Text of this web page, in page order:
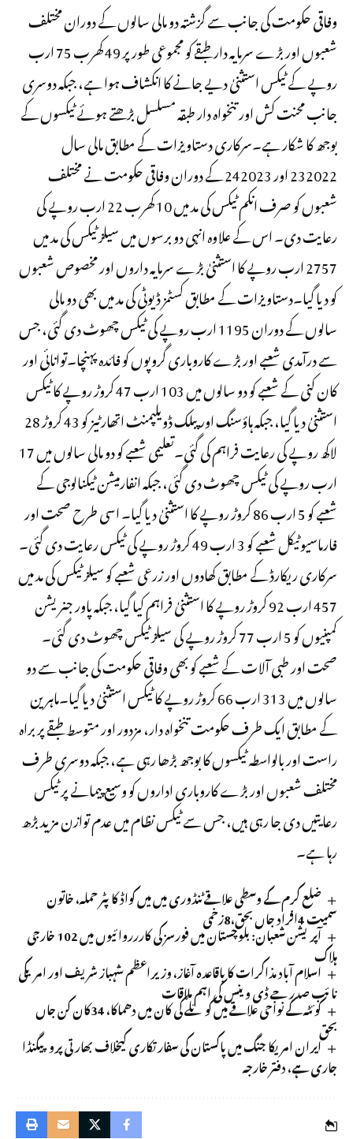
وفاقی حکومت کی جانب سے گزشتہ دو مالی سالوں کے دوران مختلف
شعبوں اور بڑے سرمایہ دار طبقے کو مجموعی طور پر 49 کھرب 75 ارب
روپے کے ٹیکس استثنیٰ دیے جانے کا انکشاف ہوا ہے، جبکہ دوسری
جانب محنت کش اور تنخواہ دار طبقہ مسلسل بڑھتے ہوئے ٹیکسوں کے
بوجھ کا شکار ہے۔سرکاری دستاویزات کے مطابق مالی سال
2022ـ23 اور 2023ـ24 کے دوران وفاقی حکومت نے مختلف
شعبوں کو صرف انکم ٹیکس کی مد میں 10 کھرب 22 ارب روپے کی
رعایت دی۔ اس کے علاوہ انہی دو برسوں میں سیلز ٹیکس کی مد میں
2757 ارب روپے کا استثنیٰ بڑے سرمایہ داروں اور مخصوص شعبوں
کو دیا گیا۔دستاویزات کے مطابق کسٹمز ڈیوٹی کی مد میں بھی دو مالی
سالوں کے دوران 1195 ارب روپے کی ٹیکس چھوٹ دی گئی، جس
سے درآمدی شعبے اور بڑے کاروباری گروپوں کو فائدہ پہنچا۔توانائی اور
کان کنی کے شعبے کو دو سالوں میں 103 ارب 47 کروڑ روپے کا ٹیکس
استثنیٰ دیا گیا، جبکہ ہاؤسنگ اور پبلک ڈویلپمنٹ اتھارٹیز کو 43 کروڑ 28
لاکھ روپے کی رعایت فراہم کی گئی۔تعلیمی شعبے کو دو مالی سالوں میں 17
ارب روپے کی ٹیکس چھوٹ دی گئی، جبکہ انفارمیشن ٹیکنالوجی کے
شعبے کو 5 ارب 86 کروڑ روپے کا استثنیٰ دیا گیا۔ اسی طرح صحت اور
فارماسیوٹیکل شعبے کو 3 ارب 49 کروڑ روپے کی ٹیکس رعایت دی گئی۔
سرکاری ریکارڈ کے مطابق کھادوں اور زرعی شعبے کو سیلز ٹیکس کی مد میں
457 ارب 92 کروڑ روپے کا استثنیٰ فراہم کیا گیا، جبکہ پاور جنریشن
کمپنیوں کو 5 ارب 77 کروڑ روپے کی سیلز ٹیکس چھوٹ دی گئی۔
صحت اور طبی آلات کے شعبے کو بھی وفاقی حکومت کی جانب سے دو
سالوں میں 313 ارب 66 کروڑ روپے کا ٹیکس استثنیٰ دیا گیا۔ماہرین
کے مطابق ایک طرف حکومت تنخواہ دار، مزدور اور متوسط طبقے پر براہ
راست اور بالواسطہ ٹیکسوں کا بوجھ بڑھا رہی ہے، جبکہ دوسری طرف
مختلف شعبوں اور بڑے کاروباری اداروں کو وسیع پیمانے پر ٹیکس
رعایتیں دی جا رہی ہیں، جس سے ٹیکس نظام میں عدم توازن مزید بڑھ
رہا ہے۔
ضلع کرم کے وسطی علاقے ٹنڈوری میں میں کواڈ کاپٹر حملہ، خاتون
سمیت 4افراد جاں بحق،8زخمی
آپریشن شعبان: بلوچستان میں فورسز کی کاررروائیوں میں 102 خارجی
ہلاک
اسلام آباد مذاکرات کا باقاعدہ آغاز، وزیراعظم شہباز شریف اور امریکی
نائب صدر جے ڈی وینس کی اہم ملاقات
کوئٹہ کے نواحی علاقے میں کوئلے کی کان میں دھماکا، 34کان کن جاں
بحق
ایران امریکا جنگ میں پاکستان کی سفارتکاری کیخلاف بھارتی پروپیگنڈا
جاری ہے، دفتر خارجہ